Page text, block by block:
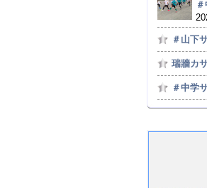
＃山下
瑞牆カ
＃中学